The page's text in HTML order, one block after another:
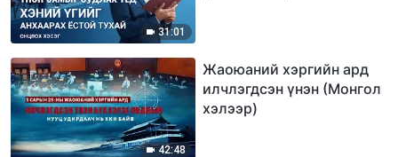
31:01
42:48
Жаоюаний хэргийн ард
илчлэгдсэн үнэн (Монгол
хэлээр)